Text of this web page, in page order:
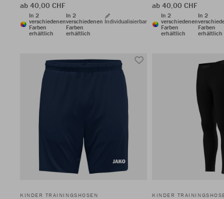
ab 40,00 CHF
In 2
verschiedenen
Farben
erhältlich
In 2
verschiedenen
Farben
erhältlich
Individualisierbar
ab 40,00 CHF
In 2
verschiedenen
Farben
erhältlich
In 2
Farben
erhältlich
KINDER TRAININGSHOSEN KINDER